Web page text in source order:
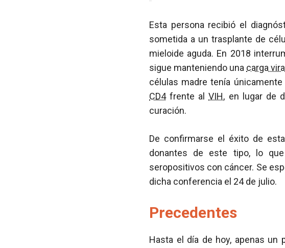
Esta persona recibió el
sometida a un trasplante de
mieloide aguda. En 2018
sigue manteniendo una carga viral
células madre tenía
CD4frente alVIH, en lugar de
curación.
De confirmarse el éxito de
donantes de este tipo, lo
seropositivos con cáncer. Se
dicha conferencia el 24 de julio.
Precedentes
Hasta el día de hoy, apenas un